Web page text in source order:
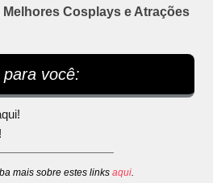
Cosplays e Atrações
para você:
mais sobre estes links aqui.